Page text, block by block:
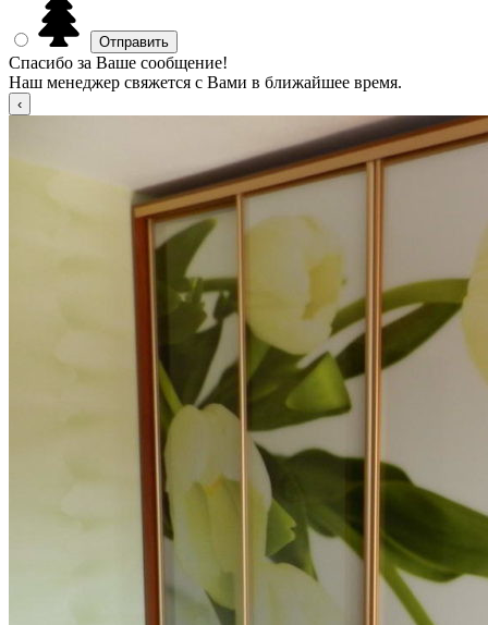
Спасибо за Ваше сообщение!
Наш менеджер свяжется с Вами в ближайшее время.